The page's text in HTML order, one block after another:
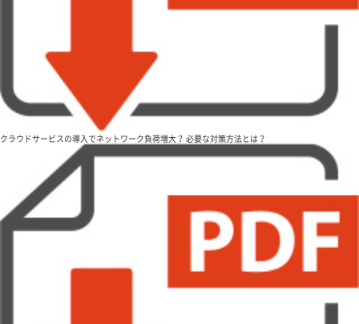
クラウドサービスの導入でネットワーク負荷増大？ 必要な対策方法とは？